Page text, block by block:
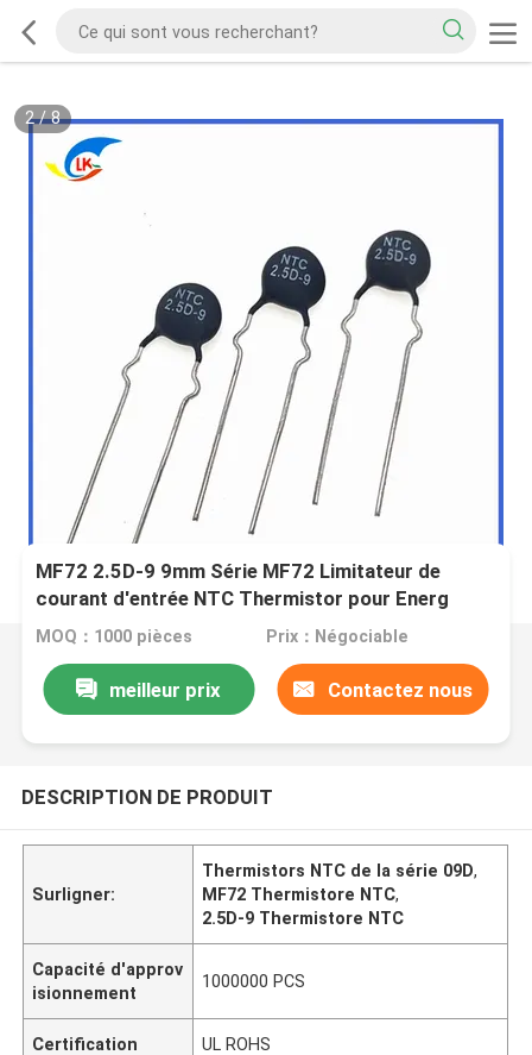
2/8
MF72 2.5D-9 9mm Série MF72 Limitateur de
courant d'entrée NTC Thermistor pour Energ
2.5D-9
MOQ：1000 pièces Prix：Négociable
meilleur prix Contactez nous
DESCRIPTION DE PRODUIT
Surligner:
Thermistors NTC de la série 09D,
MF72 Thermistore NTC,
2.5D-9 Thermistore NTC
Capacité d'approv
isionnement
1000000 PCS
Certification UL ROHS